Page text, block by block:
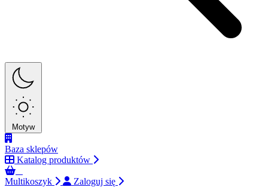
Motyw
Baza sklepów
Katalog produktów
Multikoszyk
Zaloguj się